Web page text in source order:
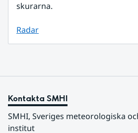
skurarna.
Radar
Kontakta SMHI
SMHI, Sveriges meteorologiska
institut